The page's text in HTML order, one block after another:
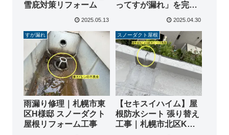
雪庇対策リフォーム
2025.05.13
ってすが漏れ」を完
治！シート防水×簡易ダ
2025.04.30
すが漏れ
雨漏り修理｜札幌市東
区H様邸 スノーダクト
屋根リフォーム工事
スノーダクト屋根
【セキスイハイム】屋
根防水シート 張り替え
工事｜札幌市北区K様